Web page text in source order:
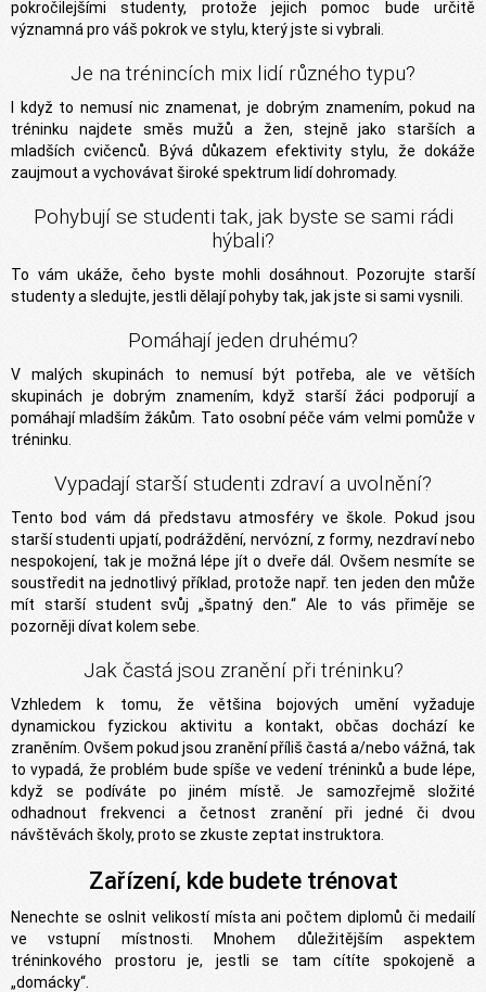
pokročilejšími studenty, protože jejich pomoc bude určitě
významná pro váš pokrok ve stylu, který jste si vybrali.
Je na trénincích mix lidí různého typu?
I když to nemusí nic znamenat, je dobrým znamením, pokud na
tréninku najdete směs mužů a žen, stejně jako starších a
mladších cvičenců. Bývá důkazem efektivity stylu, že dokáže
zaujmout a vychovávat široké spektrum lidí dohromady.
Pohybují se studenti tak, jak byste se sami rádi
hýbali?
To vám ukáže, čeho byste mohli dosáhnout. Pozorujte starší
studenty a sledujte, jestli dělají pohyby tak, jak jste si sami vysnili.
Pomáhají jeden druhému?
V malých skupinách to nemusí být potřeba, ale ve větších
skupinách je dobrým znamením, když starší žáci podporují a
pomáhají mladším žákům. Tato osobní péče vám velmi pomůže v
tréninku.
Vypadají starší studenti zdraví a uvolnění?
Tento bod vám dá představu atmosféry ve škole. Pokud jsou
starší studenti upjatí, podráždění, nervózní, z formy, nezdraví nebo
nespokojení, tak je možná lépe jít o dveře dál. Ovšem nesmíte se
soustředit na jednotlivý příklad, protože např. ten jeden den může
mít starší student svůj „špatný den.“ Ale to vás přiměje se
pozorněji dívat kolem sebe.
Jak častá jsou zranění při tréninku?
Vzhledem k tomu, že většina bojových umění vyžaduje
dynamickou fyzickou aktivitu a kontakt, občas dochází ke
zraněním. Ovšem pokud jsou zranění příliš častá a/nebo vážná, tak
to vypadá, že problém bude spíše ve vedení tréninků a bude lépe,
když se podíváte po jiném místě. Je samozřejmě složité
odhadnout frekvenci a četnost zranění při jedné či dvou
návštěvách školy, proto se zkuste zeptat instruktora.
Zařízení, kde budete trénovat
Nenechte se oslnit velikostí místa ani počtem diplomů či medailí
ve vstupní místnosti. Mnohem důležitějším aspektem
tréninkového prostoru je, jestli se tam cítíte spokojeně a
„domácky“.